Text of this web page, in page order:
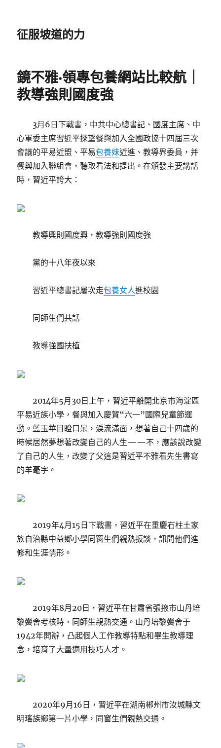
征服坡道的力
鏡不雅·領專包養網站比較航｜
教導強則國度強
3月6日下戰書，中共中心總書記、國度主席、中
心軍委主席習近平探望餐與加入全國政協十四屆三次
會議的平易近盟、平易包養妹近進、教導界委員，并
餐與加入聯組會，聽取看法和提出。在頒發主要講話
時，習近平誇大：
教導興則國度興，教導強則國度強
黨的十八年夜以來
習近平總書記屢次走包養女人進校園
同師生們共話
教導強國扶植
2014年5月30日上午，習近平離開北京市海淀區
平易近族小學，餐與加入慶賀“六一”國際兒童節運
動。藍玉華目瞪口呆，淚流滿面，想著自己十四歲的
時候居然夢想著改變自己的人生——不，應該說改變
了自己的人生，改變了父這是習近平不雅看先生書寫
的羊毫字。
2019年4月15日下戰書，習近平在重慶石柱土家
族自治縣中益鄉小學同窗生們親熱扳談，訊問他們進
修和生涯情形。
2019年8月20日，習近平在甘肅省張掖市山丹培
黎黌舍考核時，同師生親熱交通。山丹培黎黌舍于
1942年開辦，凸起個人工作教導特點和畢生教導理
念，培育了大量適用技巧人才。
2020年9月16日，習近平在湖南郴州市汝城縣文
明瑤族鄉第一片小學，同窗生們親熱交通。